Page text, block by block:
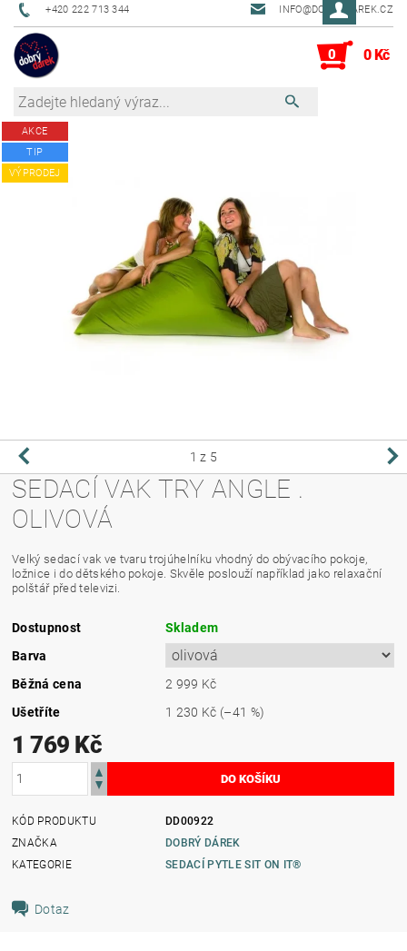
+420 222 713 344 INFO@DOBRYDAREK.CZ
0 0 Kč
AKCE
TIP
VÝPRODEJ
1 z 5
SEDACÍ VAK TRY ANGLE .
OLIVOVÁ
Velký sedací vak ve tvaru trojúhelníku vhodný do obývacího pokoje,
ložnice i do dětského pokoje. Skvěle poslouží například jako relaxační
polštář před televizi.
Dostupnost
Skladem
Barva
Běžná cena
2 999 Kč
Ušetříte
1 230 Kč (–41 %)
1 769 Kč
KÓD PRODUKTU
DD00922
ZNAČKA
DOBRÝ DÁREK
KATEGORIE
SEDACÍ PYTLE SIT ON IT®
Dotaz